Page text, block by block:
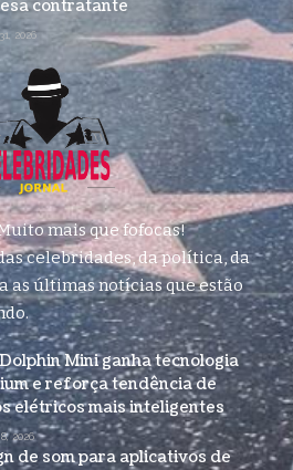
contratante
2026
mais que fofocas!
celebridades, da política, da
as últimas notícias que estão
Mini ganha tecnologia
e reforça tendência de
elétricos mais inteligentes
2026
de som para aplicativos de